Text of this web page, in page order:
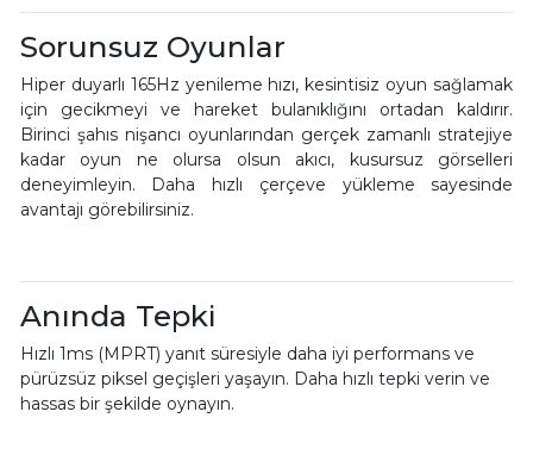
Sorunsuz Oyunlar
Hiper duyarlı 165Hz yenileme hızı, kesintisiz oyun sağlamak
için gecikmeyi ve hareket bulanıklığını ortadan kaldırır.
Birinci şahıs nişancı oyunlarından gerçek zamanlı stratejiye
kadar oyun ne olursa olsun akıcı, kusursuz görselleri
deneyimleyin. Daha hızlı çerçeve yükleme sayesinde
avantajı görebilirsiniz.
Anında Tepki
Hızlı 1ms (MPRT) yanıt süresiyle daha iyi performans ve
pürüzsüz piksel geçişleri yaşayın. Daha hızlı tepki verin ve
hassas bir şekilde oynayın.